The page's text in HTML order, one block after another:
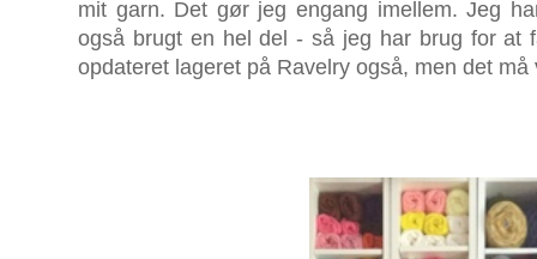
mit garn. Det gør jeg engang imellem. Jeg
også brugt en hel del - så jeg har brug for at
opdateret lageret på Ravelry også, men det